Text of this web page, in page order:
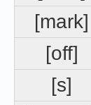
[mark]
[off]
[s]